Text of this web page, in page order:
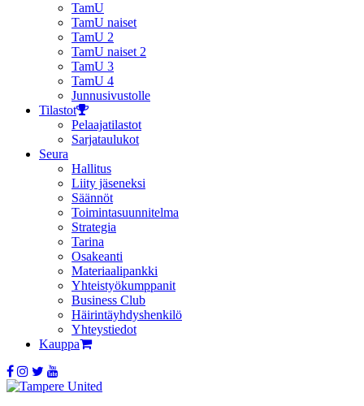
TamU
TamU naiset
TamU 2
TamU naiset 2
TamU 3
TamU 4
Junnusivustolle
Tilastot
Pelaajatilastot
Sarjataulukot
Seura
Hallitus
Liity jäseneksi
Säännöt
Toimintasuunnitelma
Strategia
Tarina
Osakeanti
Materiaalipankki
Yhteistyö­kumppanit
Business Club
Häirintä­yhdyshenkilö
Yhteystiedot
Kauppa